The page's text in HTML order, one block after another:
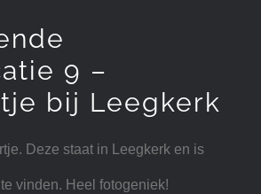
9 –
bij Leegkerk
Deze staat in Leegkerk en is
vinden. Heel fotogeniek!